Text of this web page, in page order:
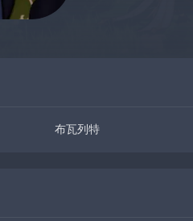
布瓦列特